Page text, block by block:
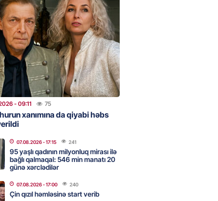
cərrahiyyə təhlükəsi:
Hospital”da sertifikatsız
- 18:31 347
nın tərəzi məntəqələrindən
156 ya yaşıl, vətəndaşa qırmızı
görə rüşvət alan vəzifəli
məhkəməsi BAŞLAYIR
- 17:45
- 09:11 75
xanımına da qiyabi həbs
07.08.2026- 17:15 241
95 yaşlı qadının milyonluq mirası ilə
bağlı qalmaqal: 546 min manatı 20
günə xərclədilər
07.08.2026- 17:00 240
Çin qızıl həmləsinə start verib